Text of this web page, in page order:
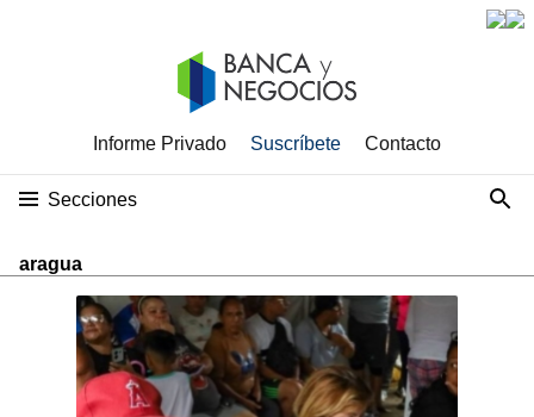
Informe Privado Suscríbete Contacto
Secciones
aragua